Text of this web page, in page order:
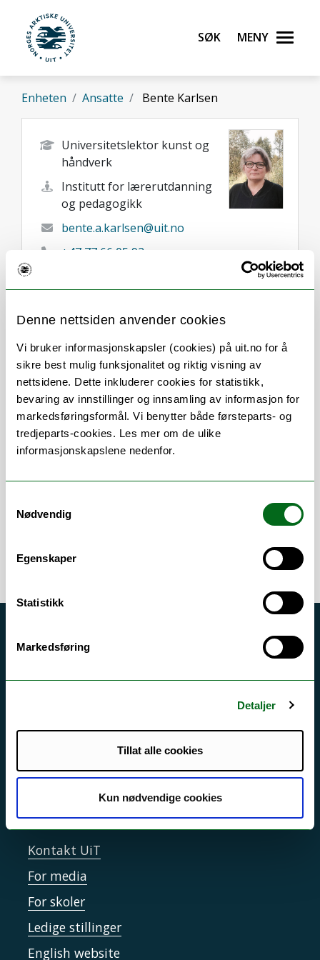
Denne nettsiden anvender cookies
Vi bruker informasjonskapsler (cookies) på uit.no for å
sikre best mulig funksjonalitet og riktig visning av
nettsidene. Dette inkluderer cookies for statistikk,
bevaring av innstillinger og innsamling av informasjon for
markedsføringsformål. Vi benytter både førsteparts- og
tredjeparts-cookies. Les mer om de ulike
informasjonskapslene nedenfor.
Nødvendig
Egenskaper
Statistikk
Markedsføring
Detaljer
Tillat alle cookies
Kun nødvendige cookies
Gå til hovedinnhold
UiT Norges arktiske universitet
Søk Meny
Enheten Ansatte Bente Karlsen
Universitetslektor kunst og
håndverk
Institutt for lærerutdanning
og pedagogikk
bente.a.karlsen@uit.no
+47 77 66 05 92
Om
Forskning og undervisning
Her finner du meg
Error rendering component
Informasjonskapsler
Tilgjengelighetserklæring
Kontakt UiT
For media
For skoler
Ledige stillinger
English website